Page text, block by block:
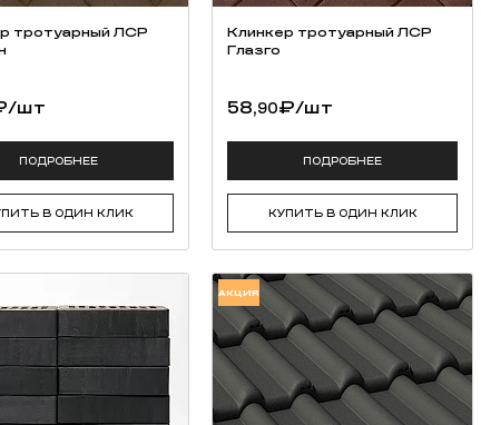
тротуарный ЛСР
/шт
ПОДРОБНЕЕ
В ОДИН КЛИК
Клинкер тротуарный ЛСР
Глазго
58,90₽/шт
ПОДРОБНЕЕ
КУПИТЬ В ОДИН КЛИК
АКЦИЯ